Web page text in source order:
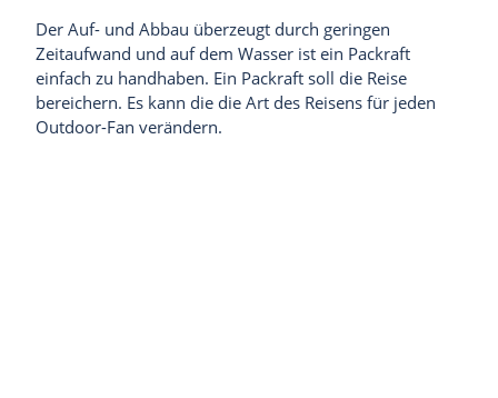
Der Auf- und Abbau überzeugt durch geringen
Zeitaufwand und auf dem Wasser ist ein Packraft
einfach zu handhaben. Ein Packraft soll die Reise
bereichern. Es kann die die Art des Reisens für jeden
Outdoor-Fan verändern.